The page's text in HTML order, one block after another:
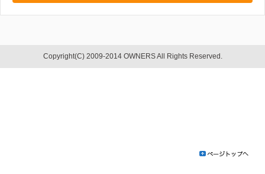
Copyright(C) 2009-2014 OWNERS All Rights Reserved.